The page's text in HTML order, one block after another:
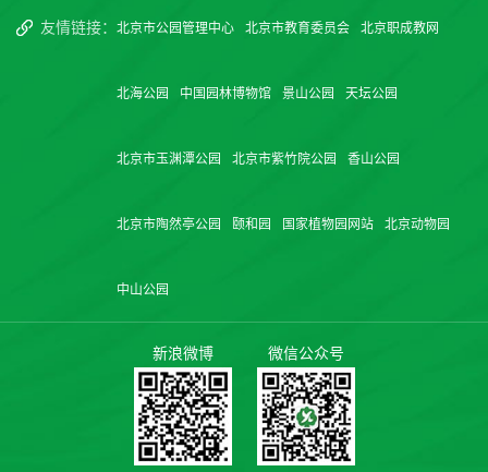
友情链接： 北京市公园管理中心 北京市教育委员会 北京职成教网
北海公园 中国园林博物馆 景山公园 天坛公园
北京市玉渊潭公园 北京市紫竹院公园 香山公园
北京市陶然亭公园 颐和园 国家植物园网站 北京动物园
中山公园
新浪微博 微信公众号